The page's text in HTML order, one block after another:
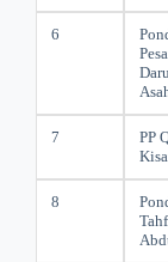
6
7
PP
8